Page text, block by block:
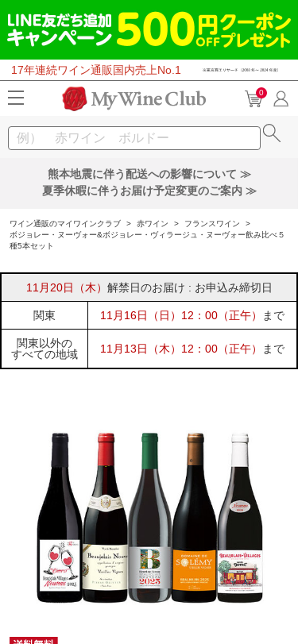
17年連続ワイン通販国内売上No.1
0
熊本地震に伴う配送への影響について ≫
夏季休暇に伴うお届け予定変更のご案内 ≫
ワイン通販のマイワインクラブ > 赤ワイン > フランスワイン
>
ボジョレー・ヌーヴォー&ボジョレー・ヴィラージュ・ヌーヴォー飲み比べ５
種5本セット
11月20日（木） 解禁日のお届け : お申込み締切日
関東 11月16日（日）12：00（正午） まで
関東以外の
すべての地域
11月13日（木）12：00（正午） まで